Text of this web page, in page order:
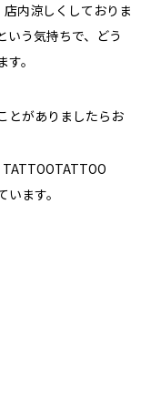
内涼しくしておりま
いう気持ちで、どう
。
とがありましたらお
ます。